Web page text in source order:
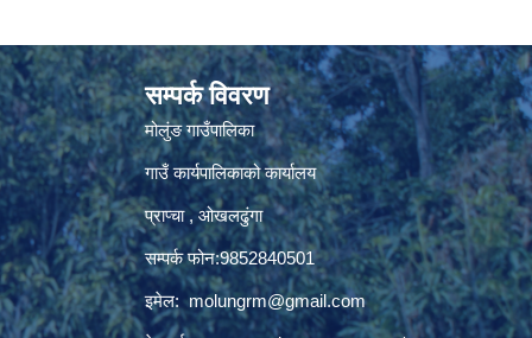
सम्पर्क विवरण
मोलुंङ गाउँपालिका
गाउँ कार्यपालिकाको कार्यालय
प्राप्चा , ओखलढुंगा
सम्पर्क फोन:9852840501
इमेल:molungrm@gmail.com